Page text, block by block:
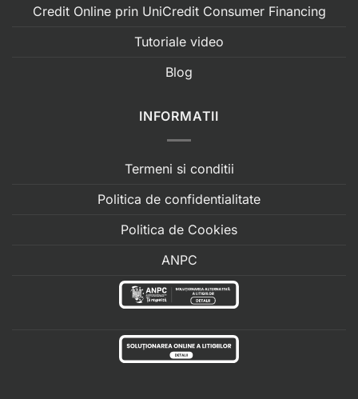
Credit Online prin UniCredit Consumer Financing
Tutoriale video
Blog
INFORMATII
Termeni si conditii
Politica de confidentialitate
Politica de Cookies
ANPC